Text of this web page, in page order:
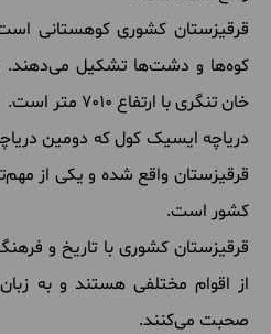
کوه‌ها و دشت‌ها تشکیل می‌دهند.
خان تنگری با ارتفاع 7010 متر است.
دریاچه ایسیک کول که دومین
قرقیزستان واقع شده و یکی از
کشور است.
قرقیزستان کشوری با تاریخ و
از اقوام مختلفی هستند و به
صحبت می‌کنند.